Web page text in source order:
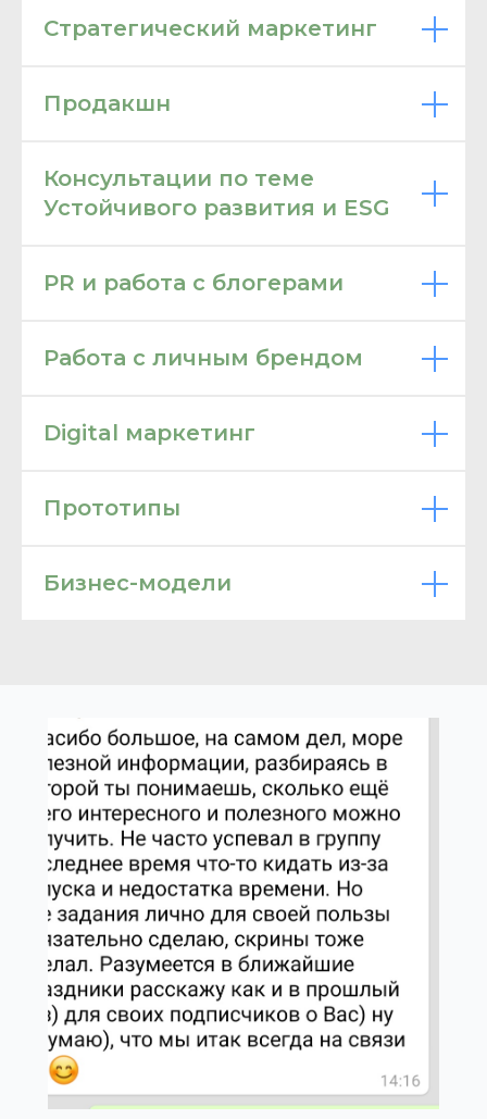
Стратегический маркетинг
Продакшн
Консультации по теме
Устойчивого развития и ESG
PR и работа с блогерами
Работа с личным брендом
Digital маркетинг
Прототипы
Бизнес-модели